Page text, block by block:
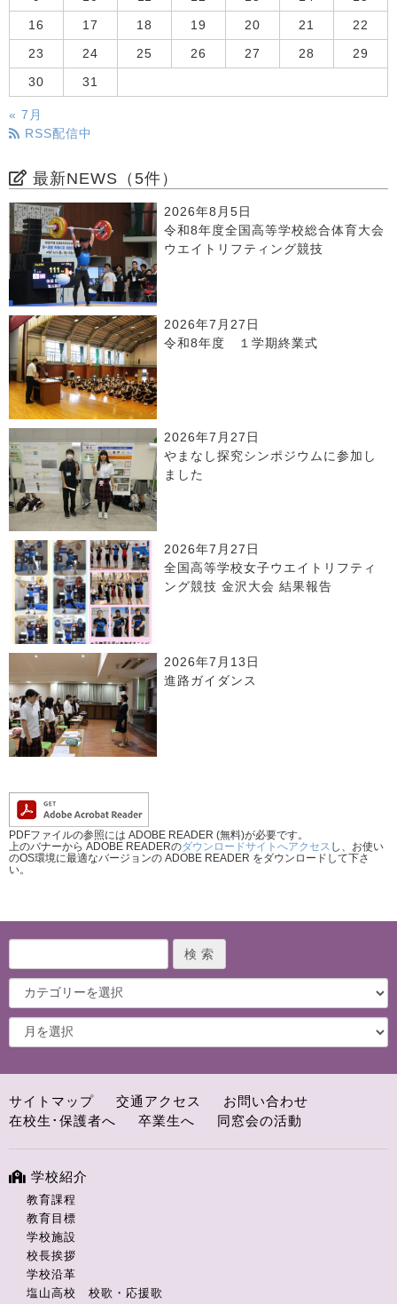
16 17 18 19 20 21 22
23 24 25 26 27 28 29
30 31
« 7月
RSS配信中
最新NEWS（5件）
2026年8月5日
令和8年度全国高等学校総合体育大会
ウエイトリフティング競技
2026年7月27日
令和8年度 １学期終業式
2026年7月27日
やまなし探究シンポジウムに参加し
ました
2026年7月27日
全国高等学校女子ウエイトリフティ
ング競技 金沢大会 結果報告
2026年7月13日
進路ガイダンス
PDFファイルの参照には ADOBE READER (無料)が必要です。
上のバナーから ADOBE READERのダウンロードサイトへアクセス し、お使い
のOS環境に最適なバージョンの ADOBE READER をダウンロードして下さ
い。
サイトマップ 交通アクセス
お問い合わせ
在校生･保護者へ
卒業生へ 同窓会の活動
学校紹介
教育課程
教育目標
学校施設
校長挨拶
学校沿革
塩山高校 校歌・応援歌